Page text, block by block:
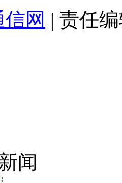
网 | 责任
闻